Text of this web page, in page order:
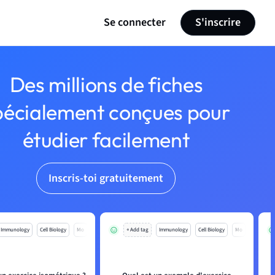
Se connecter S'inscrire
Des millions de fiches
conçues pour
étudier facilement
Inscris-toi gratuitement
Immunology Cell Biology Mo + Add tag Immunology Cell Biology Mo